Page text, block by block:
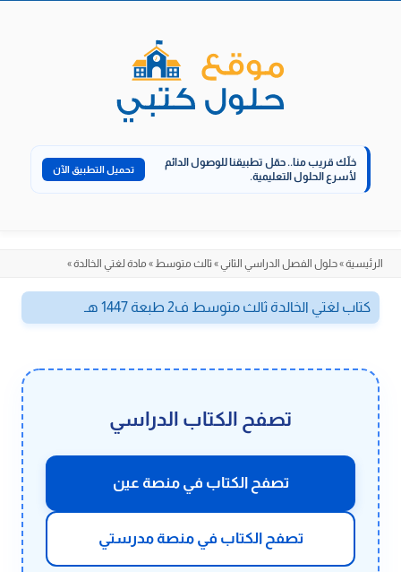
خلّك قريب منا.. حمّل تطبيقنا للوصول الدائم
لأسرع الحلول التعليمية.
تحميل التطبيق الآن
الرئيسية»حلول الفصل الدراسي الثاني» ثالث متوسط» مادة لغتي الخالدة»
كتاب لغتي الخالدة ثالث متوسط ف2 طبعة 1447 هـ
تصفح الكتاب الدراسي
تصفح الكتاب في منصة عين
تصفح الكتاب في منصة مدرستي